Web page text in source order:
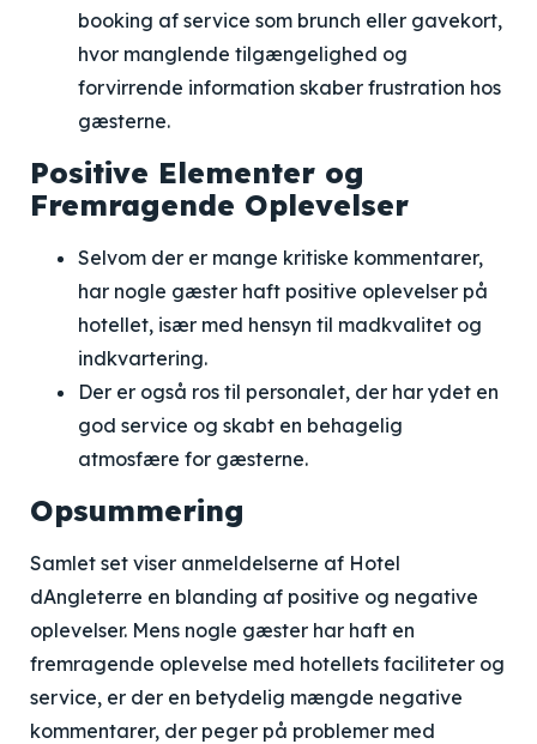
booking af service som brunch eller gavekort,
hvor manglende tilgængelighed og
forvirrende information skaber frustration hos
gæsterne.
Positive Elementer og
Fremragende Oplevelser
Selvom der er mange kritiske kommentarer,
har nogle gæster haft positive oplevelser på
hotellet, især med hensyn til madkvalitet og
indkvartering.
Der er også ros til personalet, der har ydet en
god service og skabt en behagelig
atmosfære for gæsterne.
Opsummering
Samlet set viser anmeldelserne af Hotel
dAngleterre en blanding af positive og negative
oplevelser. Mens nogle gæster har haft en
fremragende oplevelse med hotellets faciliteter og
service, er der en betydelig mængde negative
kommentarer, der peger på problemer med